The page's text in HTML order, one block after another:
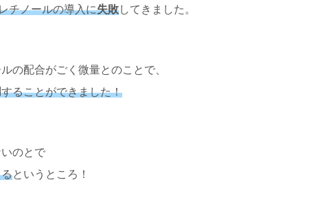
チノールの導入に失敗してきました。
の配合がごく微量とのことで、
することができました！
のとで
というところ！